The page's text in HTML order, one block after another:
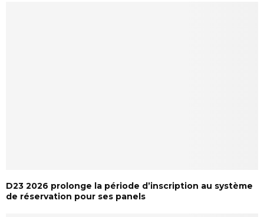
D23 2026 prolonge la période d’inscription au système
de réservation pour ses panels